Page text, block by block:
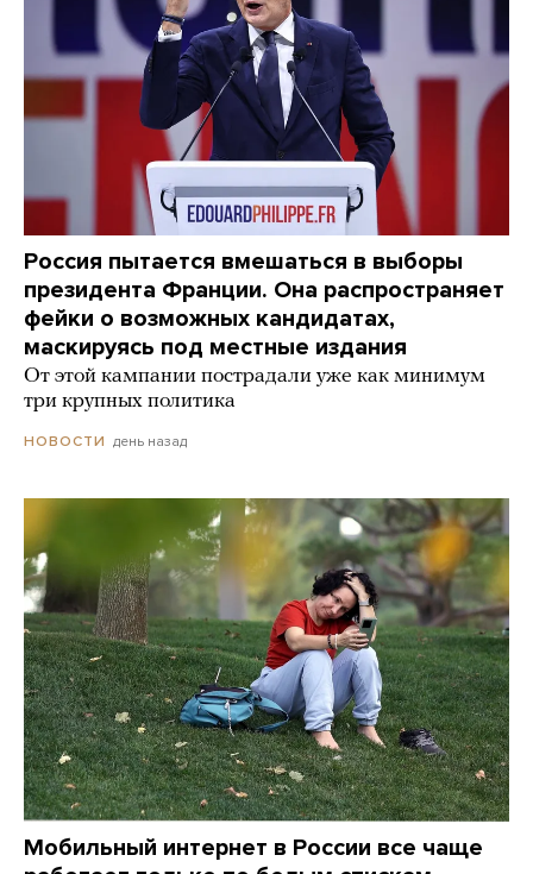
Россия пытается вмешаться в выборы
президента Франции. Она распространяет
фейки о возможных кандидатах,
маскируясь под местные издания
От этой кампании пострадали уже как минимум
три крупных политика
НОВОСТИ день назад
Мобильный интернет в России все чаще